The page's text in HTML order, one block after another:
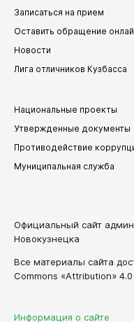
Записаться на прием
Оставить обращение
Новости
Лига отличников Кузбасса
Национальные проекты
Утвержденные документы
Противодействие
Муниципальная служба
Официальный сайт
Новокузнецка
Все материалы сайта
Commons «Attribution»
Информация о сайте